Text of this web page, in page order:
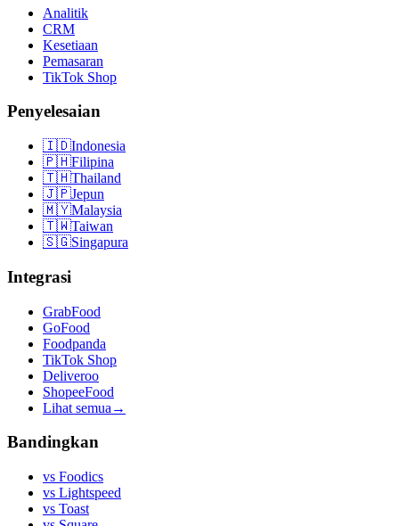
Analitik
CRM
Kesetiaan
Pemasaran
TikTok Shop
Penyelesaian
🇮🇩Indonesia
🇵🇭Filipina
🇹🇭Thailand
🇯🇵Jepun
🇲🇾Malaysia
🇹🇼Taiwan
🇸🇬Singapura
Integrasi
GrabFood
GoFood
Foodpanda
TikTok Shop
Deliveroo
ShopeeFood
Lihat semua →
Bandingkan
vs Foodics
vs Lightspeed
vs Toast